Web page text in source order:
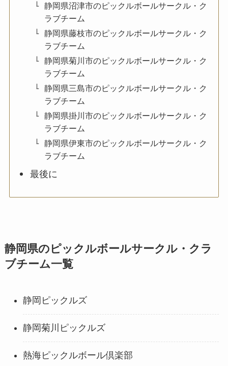
静岡県沼津市のピックルボールサークル・ク
ラブチーム
静岡県藤枝市のピックルボールサークル・ク
ラブチーム
静岡県菊川市のピックルボールサークル・ク
ラブチーム
静岡県三島市のピックルボールサークル・ク
ラブチーム
静岡県掛川市のピックルボールサークル・ク
ラブチーム
静岡県伊東市のピックルボールサークル・ク
ラブチーム
最後に
静岡県のピックルボールサークル・クラ
ブチーム一覧
静岡ピックルズ
静岡菊川ピックルズ
熱海ピックルボール倶楽部